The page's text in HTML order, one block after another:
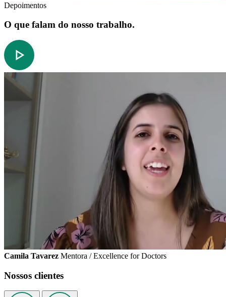
Depoimentos
O que falam do nosso trabalho.
Camila Tavarez Mentora / Excellence for Doctors
Nossos clientes